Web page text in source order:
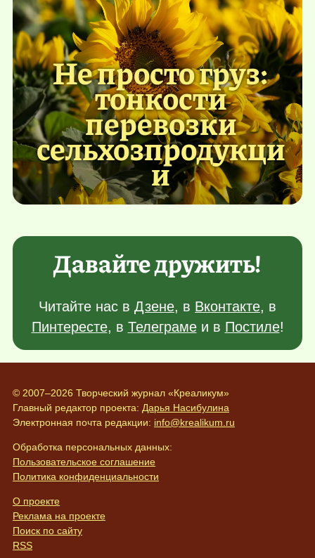
Не просто груз:
тонкости
перевозки
сельхозпродукци
и
Давайте дружить!
Читайте нас в Дзене, в Вконтакте, в
Пинтересте, в Телеграмеи в Постиле!
© 2007–2026 Творческий журнал «Креаликум»
Главный редактор проекта: Дарья Насибулина
Электронная почта редакции: info@krealikum.ru
Обработка персональных данных:
Пользовательское соглашение
Политика конфиденциальности
О проекте
Реклама на проекте
Поиск по сайту
RSS